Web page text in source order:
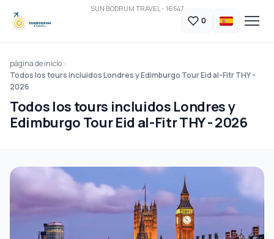
SUN BODRUM TRAVEL - 16547
0
página de inicio
Todos los tours incluidos Londres y Edimburgo Tour Eid al-Fitr THY -
2026
Todos los tours incluidos Londres y
Edimburgo Tour Eid al-Fitr THY - 2026